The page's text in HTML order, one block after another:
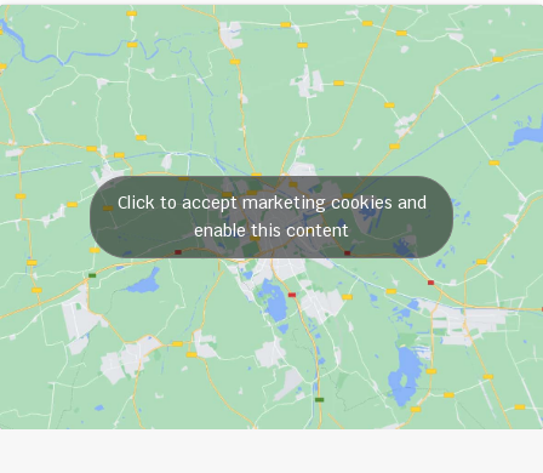
Click to accept marketing cookies and
enable this content